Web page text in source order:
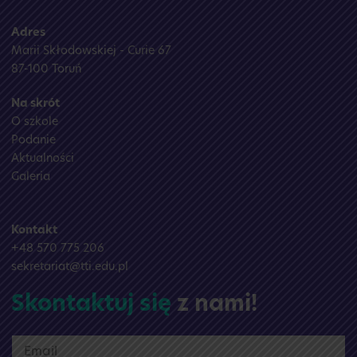
Adres
Marii Skłodowskiej - Curie 67
87-100 Toruń
Na skrót
O szkole
Podanie
Aktualności
Galeria
Kontakt
+48 570 775 206
sekretariat@tti.edu.pl
Skontaktuj się z nami!